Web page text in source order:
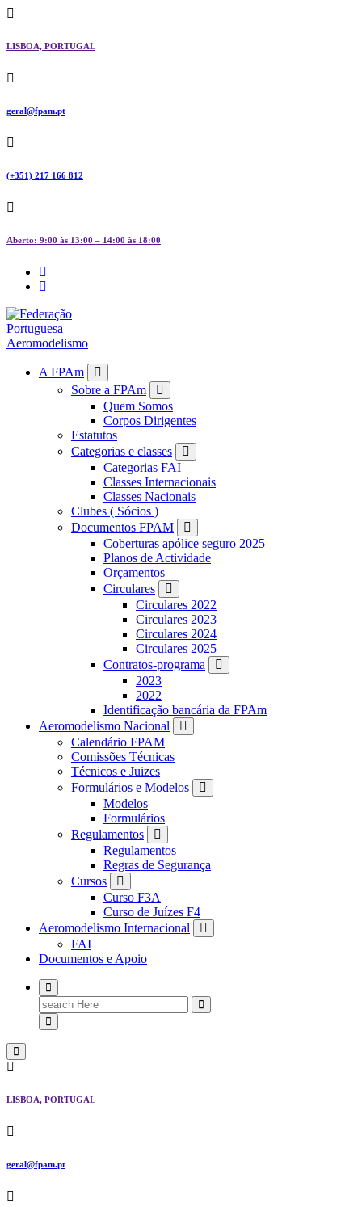
Skip
content
LISBOA, PORTUGAL
geral@fpam.pt
(+351) 217 166 812
Aberto: 9:00 às 13:00 – 14:00 às 18:00
FPAMA FPAm
Sobre a FPAm
Quem Somos
Corpos Dirigentes
Estatutos
Categorias e classes
Categorias FAI
Classes Internacionais
Classes Nacionais
Clubes ( Sócios )
Documentos FPAM
Coberturas apólice seguro 2025
Planos de Actividade
Orçamentos
Circulares
Circulares 2022
Circulares 2023
Circulares 2024
Circulares 2025
Contratos-programa
2023
2022
Identificação bancária da FPAm
Aeromodelismo Nacional
Calendário FPAM
Comissões Técnicas
Técnicos e Juizes
Formulários e Modelos
Modelos
Formulários
Regulamentos
Regulamentos
Regras de Segurança
Cursos
Curso F3A
Curso de Juízes F4
Aeromodelismo Internacional
FAI
Documentos e Apoio
Search
for:
LISBOA, PORTUGAL
geral@fpam.pt